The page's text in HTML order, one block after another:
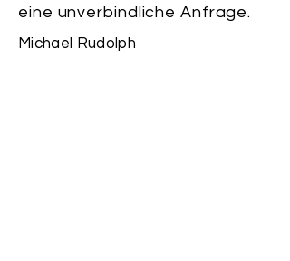
eine unverbindliche Anfrage.
Michael Rudolph